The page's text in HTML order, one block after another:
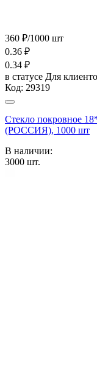
360 ₽/1000 шт
0.36 ₽
0.34 ₽
в статусе Для
Код: 29319
Стекло покровное
(РОССИЯ), 1000 шт
В наличии:
3000 шт.